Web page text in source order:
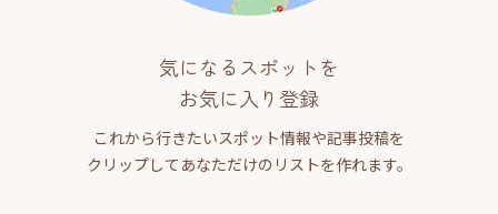
気になるスポットを
お気に入り登録
これから行きたいスポット情報や記事投稿を
クリップしてあなただけのリストを作れます。